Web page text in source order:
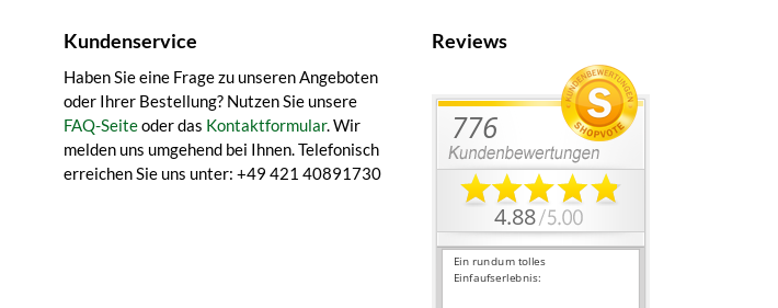
Kundenservice
Haben Sie eine Frage zu unseren Angeboten
oder Ihrer Bestellung? Nutzen Sie unsere
FAQ-Seiteoder das Kontaktformular. Wir
melden uns umgehend bei Ihnen. Telefonisch
erreichen Sie uns unter: +49 421 40891730
Reviews